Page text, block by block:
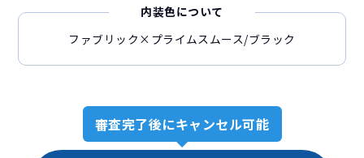
内装色について
ファブリック×プライムスムース/ブラック
審査完了後にキャンセル可能